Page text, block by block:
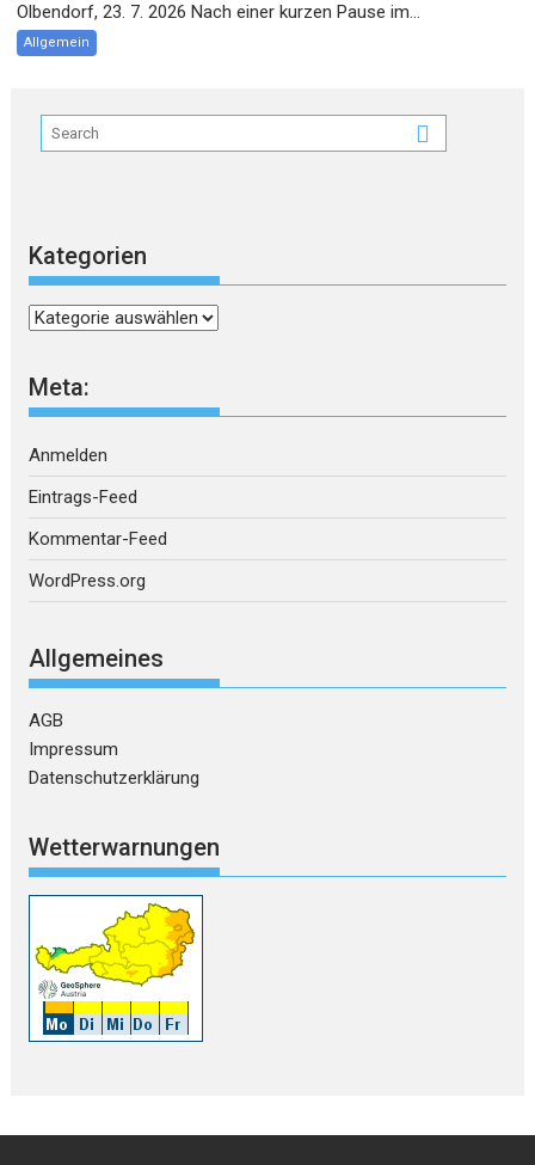
Olbendorf, 23. 7. 2026 Nach einer kurzen Pause im...
Allgemein
Kategorien
Kategorien
Meta:
Anmelden
Eintrags-Feed
Kommentar-Feed
WordPress.org
Allgemeines
AGB
Impressum
Datenschutzerklärung
Wetterwarnungen